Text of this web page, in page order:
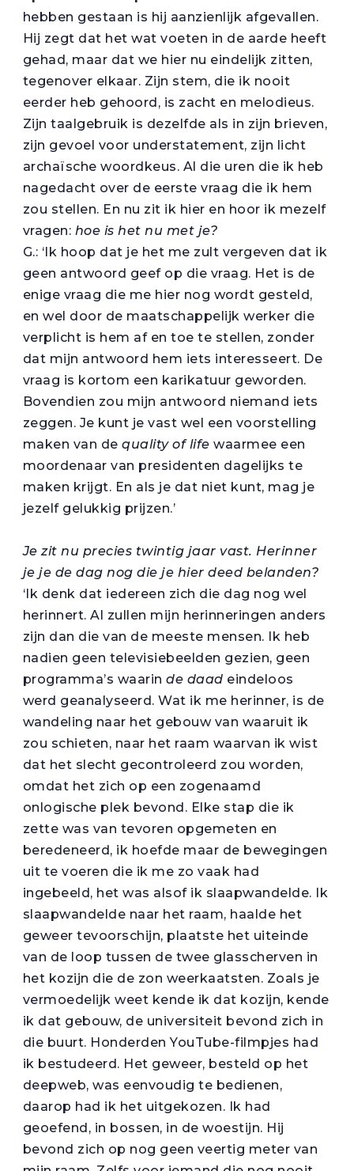
hebben gestaan is hij aanzienlijk afgevallen.
Hij zegt dat het wat voeten in de aarde heeft
gehad, maar dat we hier nu eindelijk zitten,
tegenover elkaar. Zijn stem, die ik nooit
eerder heb gehoord, is zacht en melodieus.
Zijn taalgebruik is dezelfde als in zijn brieven,
zijn gevoel voor understatement, zijn licht
archaïsche woordkeus. Al die uren die ik heb
nagedacht over de eerste vraag die ik hem
zou stellen. En nu zit ik hier en hoor ik mezelf
vragen: hoe is het nu met je?
G.: ‘Ik hoop dat je het me zult vergeven dat ik
geen antwoord geef op die vraag. Het is de
enige vraag die me hier nog wordt gesteld,
en wel door de maatschappelijk werker die
verplicht is hem af en toe te stellen, zonder
dat mijn antwoord hem iets interesseert. De
vraag is kortom een karikatuur geworden.
Bovendien zou mijn antwoord niemand iets
zeggen. Je kunt je vast wel een voorstelling
maken van dequality of life waarmee een
moordenaar van presidenten dagelijks te
maken krijgt. En als je dat niet kunt, mag je
jezelf gelukkig prijzen.’
Je zit nu precies twintig jaar vast. Herinner
je je de dag nog die je hier deed belanden?
‘Ik denk dat iedereen zich die dag nog wel
herinnert. Al zullen mijn herinneringen anders
zijn dan die van de meeste mensen. Ik heb
nadien geen televisiebeelden gezien, geen
programma’s waarinde daad eindeloos
werd geanalyseerd. Wat ik me herinner, is de
wandeling naar het gebouw van waaruit ik
zou schieten, naar het raam waarvan ik wist
dat het slecht gecontroleerd zou worden,
omdat het zich op een zogenaamd
onlogische plek bevond. Elke stap die ik
zette was van tevoren opgemeten en
beredeneerd, ik hoefde maar de bewegingen
uit te voeren die ik me zo vaak had
ingebeeld, het was alsof ik slaapwandelde. Ik
slaapwandelde naar het raam, haalde het
geweer tevoorschijn, plaatste het uiteinde
van de loop tussen de twee glasscherven in
het kozijn die de zon weerkaatsten. Zoals je
vermoedelijk weet kende ik dat kozijn, kende
ik dat gebouw, de universiteit bevond zich in
die buurt. Honderden YouTube-filmpjes had
ik bestudeerd. Het geweer, besteld op het
deepweb, was eenvoudig te bedienen,
daarop had ik het uitgekozen. Ik had
geoefend, in bossen, in de woestijn. Hij
bevond zich op nog geen veertig meter van